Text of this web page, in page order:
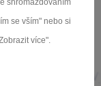
shromažďováním
se vším" nebo si
více".